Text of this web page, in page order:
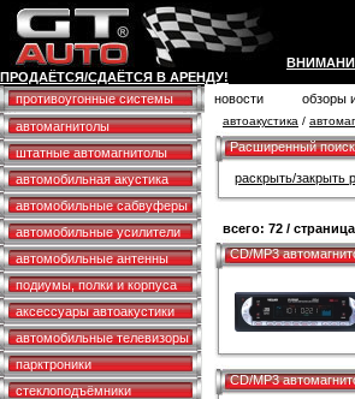
ПРОДАЁТСЯ/СДАЁТСЯ В АРЕНДУ!
противоугонные системы
новости обзоры
автомагнитолы
штатные автомагнитолы
автомобильная акустика
автомобильные сабвуферы
автомобильные усилители
автомобильные антенны
подиумы, полки и корпуса
аксессуары автоакустики
автомобильные телевизоры
парктроники
стеклоподъёмники
автоакустика /
Расширенный
раскрыть/закрыть
всего: 72 /
CD/MP3
CD/MP3